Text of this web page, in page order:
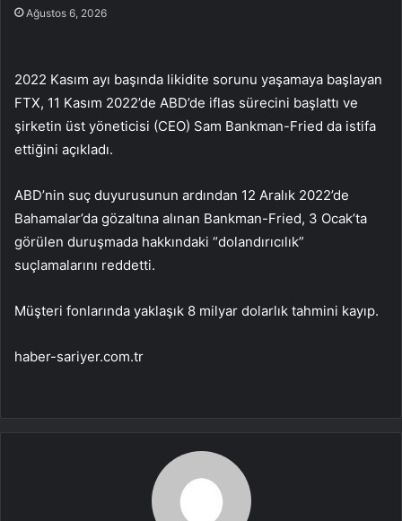
Ağustos 6, 2026
2022 Kasım ayı başında likidite sorunu yaşamaya başlayan
FTX, 11 Kasım 2022’de ABD’de iflas sürecini başlattı ve
şirketin üst yöneticisi (CEO) Sam Bankman-Fried da istifa
ettiğini açıkladı.
ABD’nin suç duyurusunun ardından 12 Aralık 2022’de
Bahamalar’da gözaltına alınan Bankman-Fried, 3 Ocak’ta
görülen duruşmada hakkındaki “dolandırıcılık”
suçlamalarını reddetti.
Müşteri fonlarında yaklaşık 8 milyar dolarlık tahmini kayıp.
haber-sariyer.com.tr